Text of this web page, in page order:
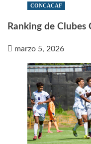
CONCACAF
Ranking de
marzo 5, 2026